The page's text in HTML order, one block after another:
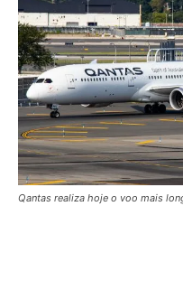
Qantas realiza hoje o voo mais